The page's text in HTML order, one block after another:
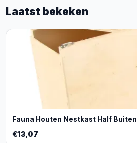
Laatst bekeken
Fauna Houten Nestkast Half Buiten
€13,07